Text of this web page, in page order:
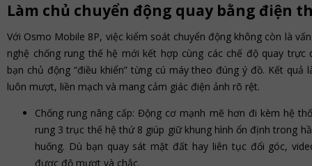
Làm chủ chuyển động quay bằng điện
Với Osmo Mobile 8P, việc kiểm soát chuyển động không còn là
nghệ chống rung thế hệ mới kết hợp cùng các chế độ quay trực
bạn chủ động “điều khiển” từng cú máy theo đúng ý đồ. Kết quả
luôn mượt, liền mạch và mang cảm giác điện ảnh rõ rệt.
Chống rung nâng cấp: Động cơ mạnh mẽ hơn đi kèm hệ
rung 3 trục thế hệ thứ 8 giúp giữ khung hình ổn định trong
huống. Dù bạn quay sát mặt đất hay liên tục đổi góc,
được độ mượt và chắc.